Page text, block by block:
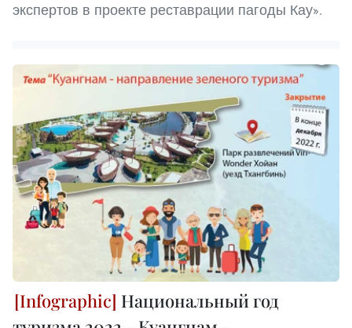
экспертов в проекте реставрации пагоды Кау».
Национальный год